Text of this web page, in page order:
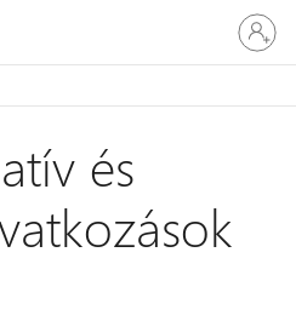
be
a
és